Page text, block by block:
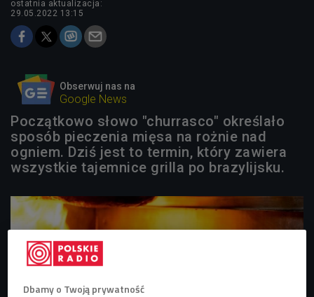
ostatnia aktualizacja:
29.05.2022 13:15
Obserwuj nas na
Google News
Początkowo słowo "churrasco" określało
sposób pieczenia mięsa na rożnie nad
ogniem. Dziś jest to termin, który zawiera
wszystkie tajemnice grilla po brazylijsku.
Dbamy o Twoją prywatność